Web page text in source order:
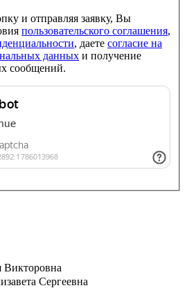
и отправляя заявку, Вы
пользовательского соглашения,
, даете согласие на
данных и получение
сообщений.
Викторовна
Сергеевна